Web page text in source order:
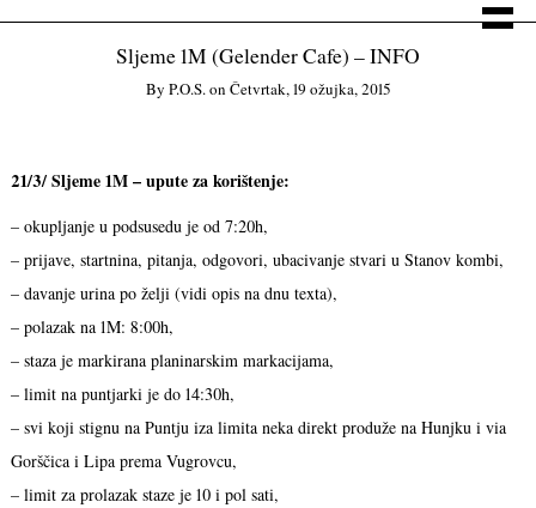
Sljeme 1M (Gelender Cafe) – INFO
By P.o.s.on Četvrtak, 19 ožujka, 2015
21/3/ Sljeme 1M – upute za korištenje:
– okupljanje u podsusedu je od 7:20h,
– prijave, startnina, pitanja, odgovori, ubacivanje stvari u Stanov kombi,
– davanje urina po želji (vidi opis na dnu texta),
– polazak na 1M: 8:00h,
– staza je markirana planinarskim markacijama,
– limit na puntjarki je do 14:30h,
– svi koji stignu na Puntju iza limita neka direkt produže na Hunjku i via
Gorščica i Lipa prema Vugrovcu,
– limit za prolazak staze je 10 i pol sati,